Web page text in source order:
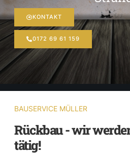
KONTAKT
0172 69 61 159
BAUSERVICE MÜLLER
Rückbau - wir
tätig!